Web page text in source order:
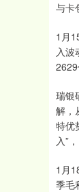
与卡
1月
入波
2629
瑞银
解，
特优
入”
1月
季毛